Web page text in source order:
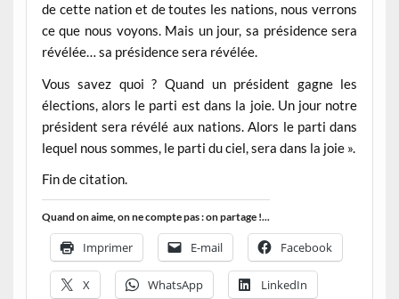
de cette nation et de toutes les nations, nous verrons
ce que nous voyons. Mais un jour, sa présidence sera
révélée… sa présidence sera révélée.
Vous savez quoi ? Quand un président gagne les
élections, alors le parti est dans la joie. Un jour notre
président sera révélé aux nations. Alors le parti dans
lequel nous sommes, le parti du ciel, sera dans la joie ».
Fin de citation.
Quand on aime, on ne compte pas : on partage !...
Imprimer E-mail Facebook
X WhatsApp LinkedIn